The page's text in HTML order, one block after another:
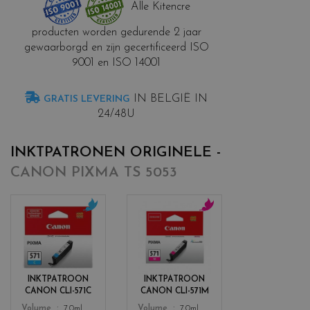
Alle Kitencre
producten worden gedurende 2 jaar
gewaarborgd en zijn gecertificeerd ISO
9001 en ISO 14001
GRATIS LEVERING IN BELGIË IN
24/48U
INKTPATRONEN ORIGINELE -
CANON PIXMA TS 5053
INKTPATROON
CANON CLI-571C
Color
c
o
r
s
INKTPATROON
CANON CLI-571M
Color
o
r
s